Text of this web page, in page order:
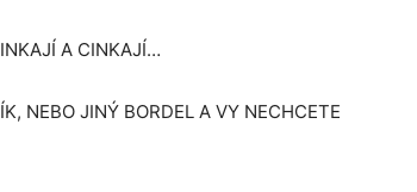
A CINKAJÍ…
NEBO JINÝ BORDEL A VY NECHCETE